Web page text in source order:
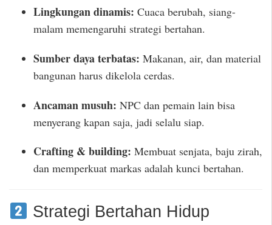
Lingkungan dinamis: Cuaca berubah, siang-
malam memengaruhi strategi bertahan.
Sumber daya terbatas: Makanan, air, dan material
bangunan harus dikelola cerdas.
Ancaman musuh: NPC dan pemain lain bisa
menyerang kapan saja, jadi selalu siap.
Crafting & building: Membuat senjata, baju zirah,
dan memperkuat markas adalah kunci bertahan.
Strategi Bertahan Hidup